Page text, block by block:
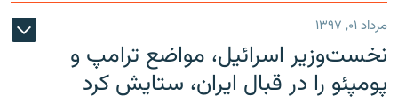
مرداد ۰۱, ۱۳۹۷
نخست‌وزیر اسرائیل، مواضع ترامپ و
پومپئو را در قبال ایران، ستایش کرد